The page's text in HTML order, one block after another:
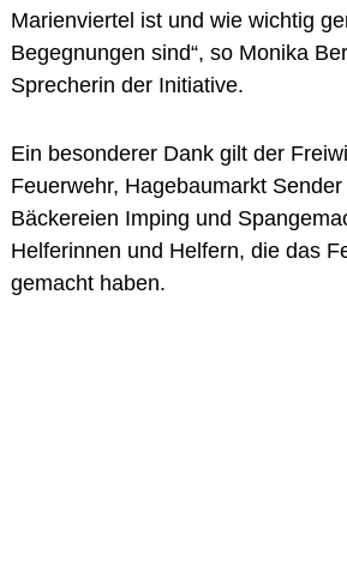
Marienviertel ist und wie wichtig
Begegnungen sind“, so Monika
Sprecherin der Initiative.
Ein besonderer Dank gilt der
Feuerwehr, Hagebaumarkt Sender
Bäckereien Imping und
Helferinnen und Helfern, die das
gemacht haben.